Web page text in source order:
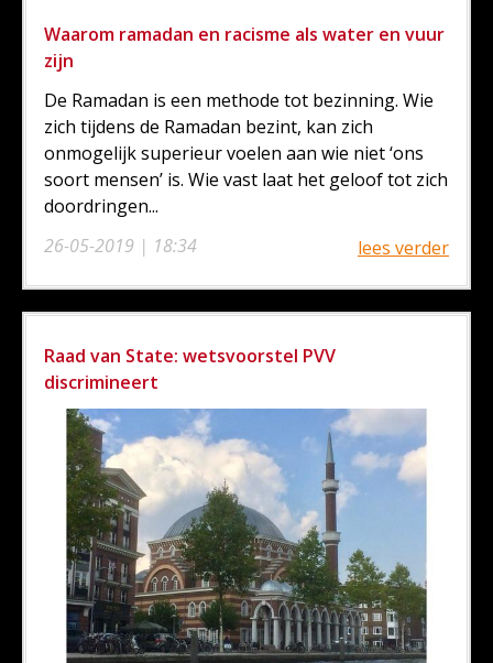
Waarom ramadan en racisme als water en vuur
zijn
26-05-2019 | 18:34
De Ramadan is een methode tot bezinning. Wie
zich tijdens de Ramadan bezint, kan zich
onmogelijk superieur voelen aan wie niet ‘ons
soort mensen’ is. Wie vast laat het geloof tot zich
doordringen...
lees verder
Raad van State: wetsvoorstel PVV
discrimineert